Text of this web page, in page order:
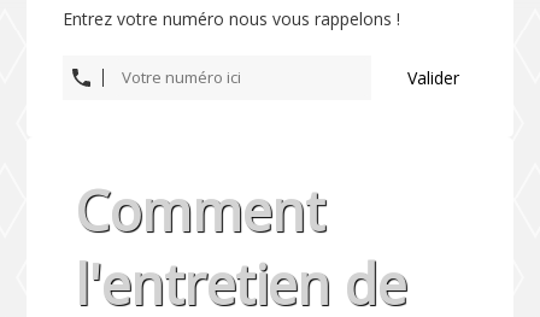
Entrez votre numéro nous vous rappelons !
Valider
Comment
l'entretien de